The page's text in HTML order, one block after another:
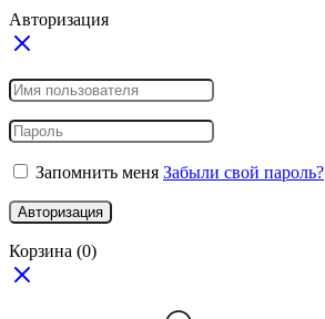
Авторизация
Запомнить меня Забыли свой пароль?
Авторизация
Корзина (0)